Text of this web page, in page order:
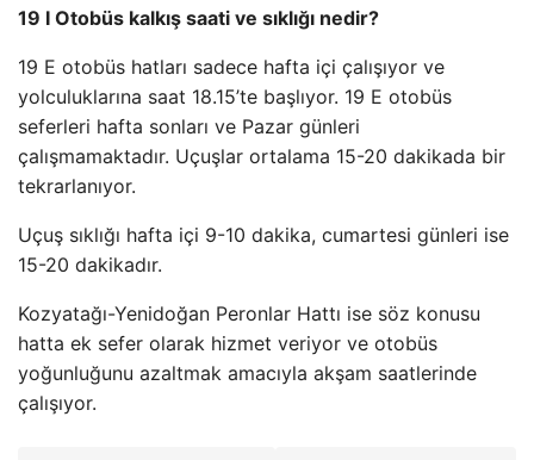
19 I Otobüs kalkış saati ve sıklığı nedir?
19 E otobüs hatları sadece hafta içi çalışıyor ve
yolculuklarına saat 18.15’te başlıyor. 19 E otobüs
seferleri hafta sonları ve Pazar günleri
çalışmamaktadır. Uçuşlar ortalama 15-20 dakikada bir
tekrarlanıyor.
Uçuş sıklığı hafta içi 9-10 dakika, cumartesi günleri ise
15-20 dakikadır.
Kozyatağı-Yenidoğan Peronlar Hattı ise söz konusu
hatta ek sefer olarak hizmet veriyor ve otobüs
yoğunluğunu azaltmak amacıyla akşam saatlerinde
çalışıyor.